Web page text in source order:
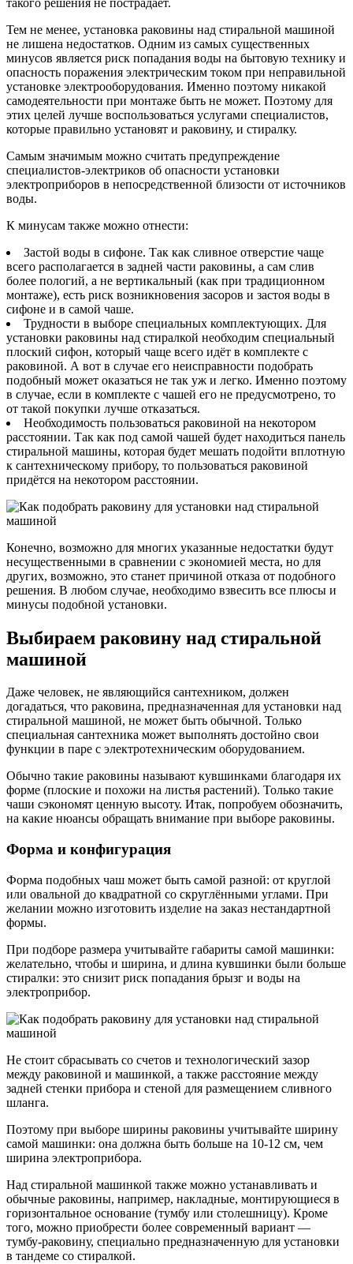
Тем не менее, установка раковины над стиральной машиной
не лишена недостатков. Одним из самых существенных
минусов является риск попадания воды на бытовую технику и
опасность поражения электрическим током при неправильной
установке электрооборудования. Именно поэтому никакой
самодеятельности при монтаже быть не может. Поэтому для
этих целей лучше воспользоваться услугами специалистов,
которые правильно установят и раковину, и стиралку.
Самым значимым можно считать предупреждение
специалистов-электриков об опасности установки
электроприборов в непосредственной близости от источников
воды.
К минусам также можно отнести:
Застой воды в сифоне. Так как сливное отверстие чаще
всего располагается в задней части раковины, а сам слив
более пологий, а не вертикальный (как при традиционном
монтаже), есть риск возникновения засоров и застоя воды в
сифоне и в самой чаше.
Трудности в выборе специальных комплектующих. Для
установки раковины над стиралкой необходим специальный
плоский сифон, который чаще всего идёт в комплекте с
раковиной. А вот в случае его неисправности подобрать
подобный может оказаться не так уж и легко. Именно поэтому
в случае, если в комплекте с чашей его не предусмотрено, то
от такой покупки лучше отказаться.
Необходимость пользоваться раковиной на некотором
расстоянии. Так как под самой чашей будет находиться панель
стиральной машины, которая будет мешать подойти вплотную
к сантехническому прибору, то пользоваться раковиной
придётся на некотором расстоянии.
Конечно, возможно для многих указанные недостатки будут
несущественными в сравнении с экономией места, но для
других, возможно, это станет причиной отказа от подобного
решения. В любом случае, необходимо взвесить все плюсы и
минусы подобной установки.
Выбираем раковину над стиральной
машиной
Даже человек, не являющийся сантехником, должен
догадаться, что раковина, предназначенная для установки над
стиральной машиной, не может быть обычной. Только
специальная сантехника может выполнять достойно свои
функции в паре с электротехническим оборудованием.
Обычно такие раковины называют кувшинками благодаря их
форме (плоские и похожи на листья растений). Только такие
чаши сэкономят ценную высоту. Итак, попробуем обозначить,
на какие нюансы обращать внимание при выборе раковины.
Форма и конфигурация
Форма подобных чаш может быть самой разной: от круглой
или овальной до квадратной со скруглёнными углами. При
желании можно изготовить изделие на заказ нестандартной
формы.
При подборе размера учитывайте габариты самой машинки:
желательно, чтобы и ширина, и длина кувшинки были больше
стиралки: это снизит риск попадания брызг и воды на
электроприбор.
Не стоит сбрасывать со счетов и технологический зазор
между раковиной и машинкой, а также расстояние между
задней стенки прибора и стеной для размещением сливного
шланга.
Поэтому при выборе ширины раковины учитывайте ширину
самой машинки: она должна быть больше на 10-12 см, чем
ширина электроприбора.
Над стиральной машинкой также можно устанавливать и
обычные раковины, например, накладные, монтирующиеся в
горизонтальное основание (тумбу или столешницу). Кроме
того, можно приобрести более современный вариант —
тумбу-раковину, специально предназначенную для установки
в тандеме со стиралкой.